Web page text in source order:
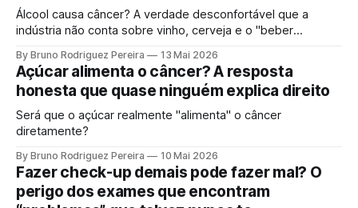
Álcool causa câncer? A verdade desconfortável que a
indústria não conta sobre vinho, cerveja e o "beber
ciência moderna não sustenta mais a ideia de uma "dose
segura".
By Bruno Rodriguez Pereira 13 Mai 2026
Açúcar alimenta o câncer? A resposta
honesta que quase ninguém explica direito
Será que o açúcar realmente "alimenta" o câncer
diretamente?
By Bruno Rodriguez Pereira 10 Mai 2026
Fazer check-up demais pode fazer mal? O
perigo dos exames que encontram